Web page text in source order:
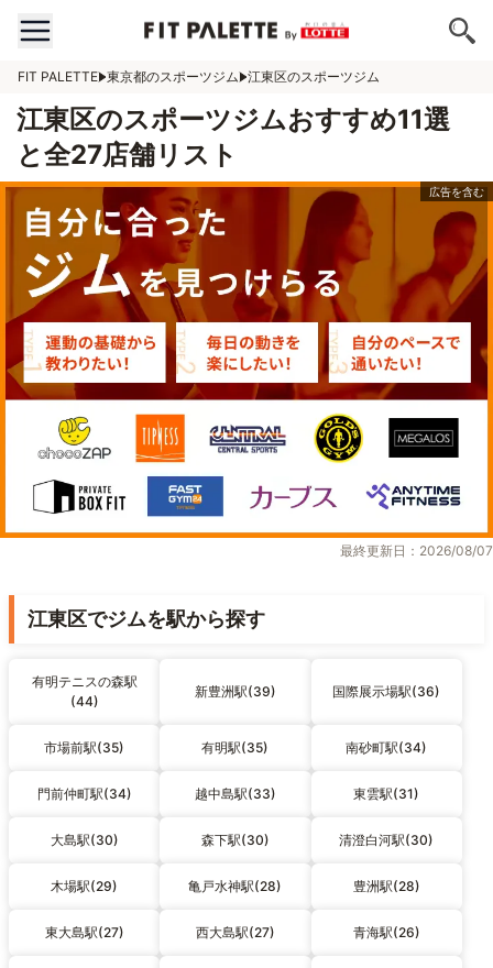
FIT PALETTE 東京都のスポーツジム 江東区のスポーツジム
江東区のスポーツジムおすすめ11選
と全27店舗リスト
最終更新日：2026/08/07
江東区でジムを駅から探す
有明テニスの森駅
(44)
新豊洲駅(39) 国際展示場駅(36)
市場前駅(35) 有明駅(35) 南砂町駅(34)
門前仲町駅(34) 越中島駅(33) 東雲駅(31)
大島駅(30) 森下駅(30) 清澄白河駅(30)
木場駅(29) 亀戸水神駅(28) 豊洲駅(28)
東大島駅(27) 西大島駅(27) 青海駅(26)